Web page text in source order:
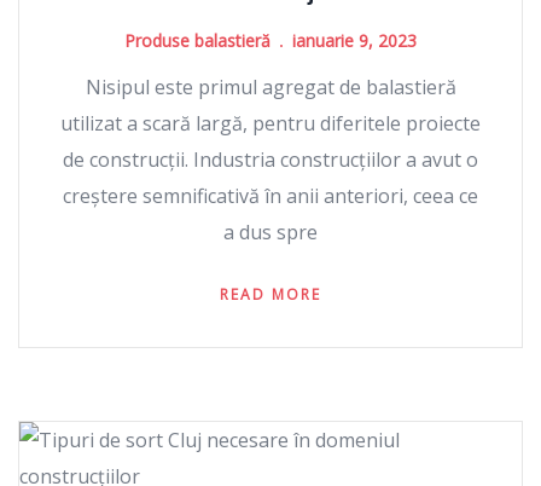
Produse balastieră ianuarie 9, 2023
Nisipul este primul agregat de balastieră
utilizat a scară largă, pentru diferitele proiecte
de construcții. Industria construcțiilor a avut o
creștere semnificativă în anii anteriori, ceea ce
a dus spre
READ MORE